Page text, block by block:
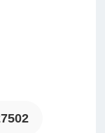
液力）扭力扳手，
点。
非常适合于测量
制扭矩。